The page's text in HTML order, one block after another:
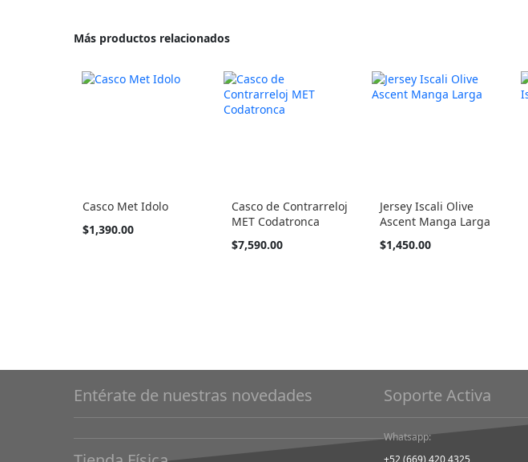
Más productos relacionados
Casco Met Idolo
Tan
$1,390.00
Casco de Contrarreloj
MET Codatronca
Tan
$7,590.00
Jersey Iscali Olive
Ascent Manga Larga
Tan
$1,450.00
Entérate de nuestras novedades Soporte Activa
Whatsapp:
+52 (669) 420 4325